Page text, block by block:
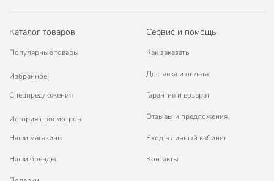
Диаметр дна, см
Высота борта, мм
55 мм
Бренд
Нева Металл
Коллекция
Space
Каталог товаров
Популярные товары
Избранное
Спецпредложения
История просмотров
Наши магазины
Наши бренды
Сервис и помощь
Как заказать
Доставка и оплата
Гарантия и возврат
Отзывы и предложения
Вход в личный кабинет
Контакты